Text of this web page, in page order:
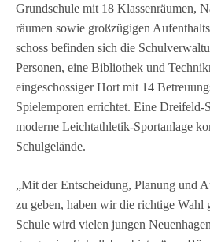
Grund­schule mit 18 Klas­sen­räu­men,
räu­men sowie groß­zü­gi­gen
schoss befin­den sich die
Per­so­nen, eine Biblio­thek und
ein­ge­schos­si­ger Hort mit 14
Spiel­em­po­ren errich­tet. Eine Drei­feld-
moderne Leicht­ath­le­tik-Sport­an­lage
Schulgelände.
„Mit der Ent­schei­dung, Pla­nung und
zu geben, haben wir die rich­tige Wahl
Schule wird vie­len jun­gen